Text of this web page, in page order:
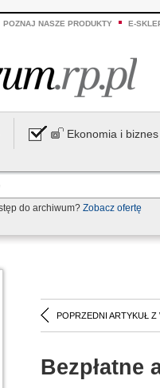
POZNAJ NASZE PRODUKTY E-
Ekonomia i biznes
do archiwum? Zobacz ofertę
POPRZEDNI ARTYKUŁ Z
Bezpłatne